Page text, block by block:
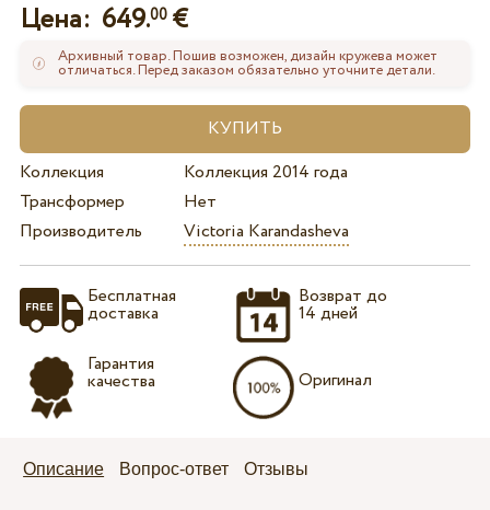
Цена: 649.00€
Архивный товар. Пошив возможен, дизайн кружева может
отличаться. Перед заказом обязательно уточните детали.
Коллекция
Коллекция 2014 года
Трансформер
Нет
Производитель
Victoria Karandasheva
Бесплатная
доставка
Гарантия
качества
Возврат до
14 дней
Оригинал
Описание Вопрос-ответ Отзывы